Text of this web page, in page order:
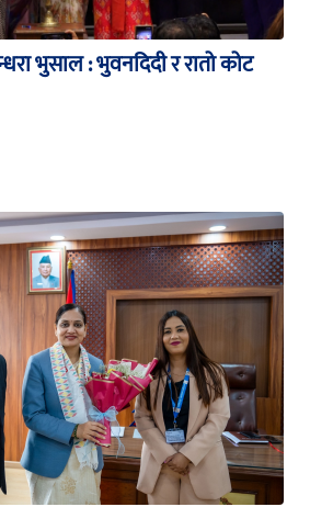
भुसाल : भुवनदिदी र रातो कोट